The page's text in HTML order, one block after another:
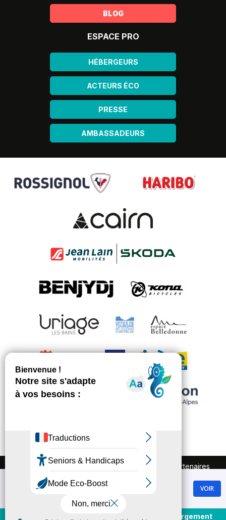
Achat et rechargement
BLOG
ESPACE PRO
HÉBERGEURS
ACTEURS ÉCO
PRESSE
AMBASSADEURS
Recrutement Marchés publics
Partenaires
Mentions légales
Politique de confidentialité
Conditions Générales de Vente
Gestion des cookies
Chamrousse
GRATUIT - Sur Google Play VOIR